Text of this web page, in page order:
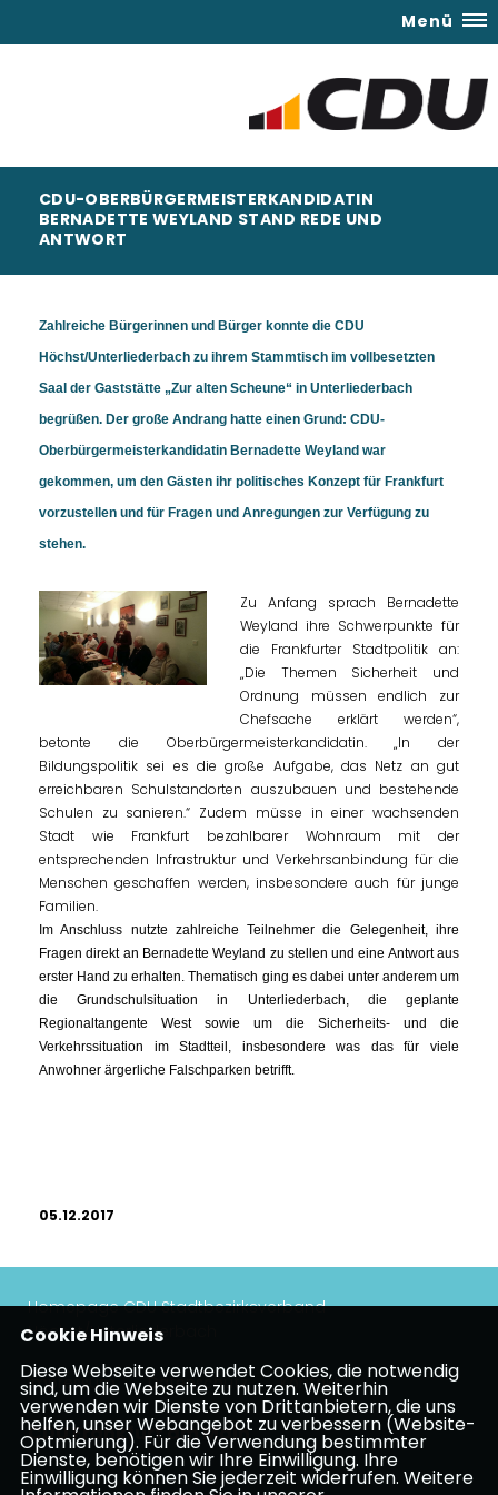
Menü
CDU-OBERBÜRGERMEISTERKANDIDATIN
BERNADETTE WEYLAND STAND REDE UND
ANTWORT
Zahlreiche Bürgerinnen und Bürger konnte die CDU
Höchst/Unterliederbach zu ihrem Stammtisch im vollbesetzten
Saal der Gaststätte „Zur alten Scheune“ in Unterliederbach
begrüßen. Der große Andrang hatte einen Grund: CDU-
Oberbürgermeisterkandidatin Bernadette Weyland war
gekommen, um den Gästen ihr politisches Konzept für Frankfurt
vorzustellen und für Fragen und Anregungen zur Verfügung zu
stehen.
Zu Anfang sprach Bernadette
Weyland ihre Schwerpunkte für
die Frankfurter Stadtpolitik an:
Die Themen Sicherheit und
Ordnung müssen endlich zur
Chefsache erklärt werden“,
betonte die Oberbürgermeisterkandidatin. „In der
Bildungspolitik sei es die große Aufgabe, das Netz an gut
erreichbaren Schulstandorten auszubauen und bestehende
Schulen zu sanieren.“ Zudem müsse in einer wachsenden
Stadt wie Frankfurt bezahlbarer Wohnraum mit der
entsprechenden Infrastruktur und Verkehrsanbindung für die
Menschen geschaffen werden, insbesondere auch für junge
Familien.
Im Anschluss nutzte zahlreiche Teilnehmer die Gelegenheit, ihre
Fragen direkt an Bernadette Weyland zu stellen und eine Antwort aus
erster Hand zu erhalten. Thematisch ging es dabei unter anderem um
die Grundschulsituation in Unterliederbach, die geplante
Regionaltangente West sowie um die Sicherheits- und die
Verkehrssituation im Stadtteil, insbesondere was das für viele
Anwohner ärgerliche Falschparken betrifft.
05.12.2017
Homepage CDU Stadtbezirksverband
Höchst/Unterliederbach
Impressum Datenschutz Kontakt
CDU Frankfurt am Main
Cookie Hinweis
Diese Webseite verwendet Cookies, die notwendig
sind, um die Webseite zu nutzen. Weiterhin
verwenden wir Dienste von Drittanbietern, die uns
helfen, unser Webangebot zu verbessern (Website-
Optmierung). Für die Verwendung bestimmter
Dienste, benötigen wir Ihre Einwilligung. Ihre
Einwilligung können Sie jederzeit widerrufen. Weitere